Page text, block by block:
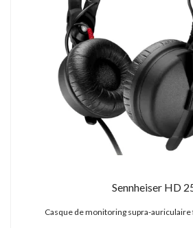
Sennheiser HD
Casque de monitoring supra-